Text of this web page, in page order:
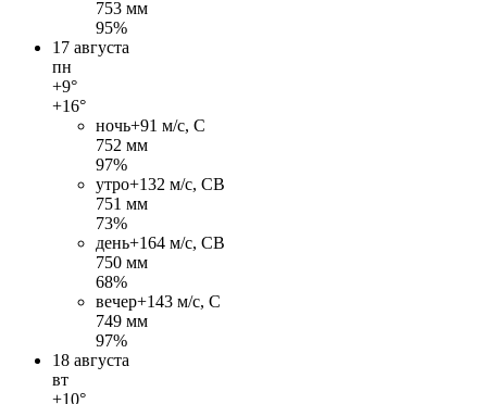
753 мм
95%
17 августа
пн
+9°
+16°
ночь+91 м/c, С
752 мм
97%
утро+132 м/c, СВ
751 мм
73%
день+164 м/c, СВ
750 мм
68%
вечер+143 м/c, С
749 мм
97%
18 августа
вт
+10°